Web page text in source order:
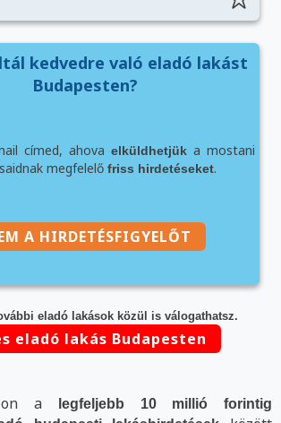
kedvedre való eladó lakást
Budapesten?
címed, ahova elküldhetjük a mostani
megfelelő friss hirdetéseket.
A HIRDETÉSFIGYELŐT
eladó lakások közül is válogathatsz.
eladó lakás Budapesten
a
legfeljebb 10 millió forintig